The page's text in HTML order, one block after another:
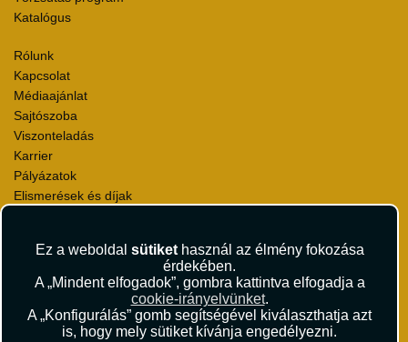
Ez a weboldal sütikethasznál az élmény fokozása
érdekében.
A „Mindent elfogadok”, gombra kattintva elfogadja a
cookie-irányelvünket.
A „Konfigurálás” gomb segítségével kiválaszthatja azt
is, hogy mely sütiket kívánja engedélyezni.
Katalógus
Rólunk
Kapcsolat
Médiaajánlat
Sajtószoba
Viszonteladás
Karrier
Pályázatok
Elismerések és díjak
Utazási Csomag Szerződési Feltételek
Útlemondás-biztosítás Szerződési Feltételek
Utasbiztosítás Szerződési Feltételek
Repülőjegy Szerződési Feltételek
Adatvédelem